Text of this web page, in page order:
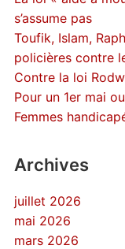
s’assume pas
Toufik, Islam,
policières contre
Contre la loi
Pour un 1er mai
Femmes
Archives
juillet 2026
mai 2026
mars 2026